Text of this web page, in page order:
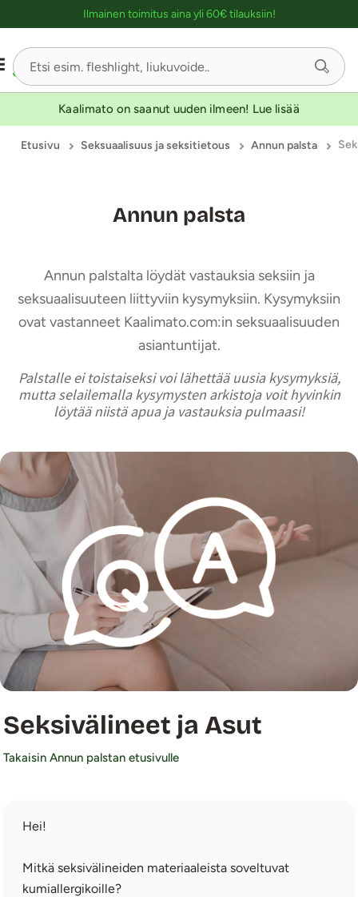
Ilmainen toimitus aina yli 60€ tilauksiin!
Kaalimato on saanut uuden ilmeen! Lue lisää
Etusivu Seksuaalisuus ja seksitietous Annun palsta
Annun palsta
Annun palstalta löydät vastauksia seksiin ja
seksuaalisuuteen liittyviin kysymyksiin. Kysymyksiin
ovat vastanneet Kaalimato.com:in seksuaalisuuden
asiantuntijat.
Palstalle ei toistaiseksi voi lähettää uusia kysymyksiä,
mutta selailemalla kysymysten arkistoja voit hyvinkin
löytää niistä apua ja vastauksia pulmaasi!
Seksivälineet ja Asut
Takaisin Annun palstan etusivulle
Hei!
Mitkä seksivälineiden materiaaleista soveltuvat
kumiallergikoille?